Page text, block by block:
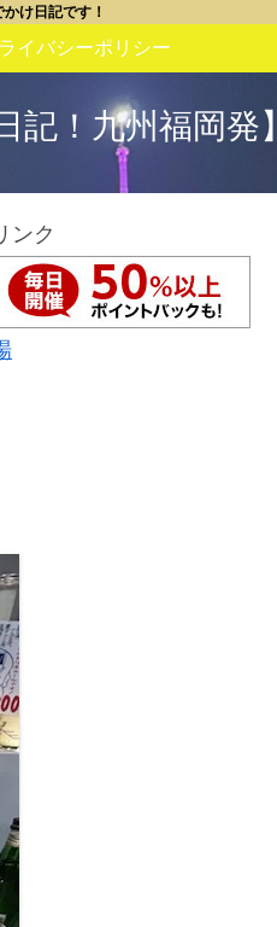
け日記です！
記！九州福岡発】
イバシーポリシー
ンク